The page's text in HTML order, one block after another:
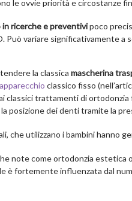
le ovvie priorità e circostanze
ricerche e preventivipoco
Può variare significativamente
la classica mascherina
classico fisso
classici trattamenti di
posizione dei denti tramite la
che utilizzano i bambini hanno
note come ortodonzia
è fortemente influenzata dal